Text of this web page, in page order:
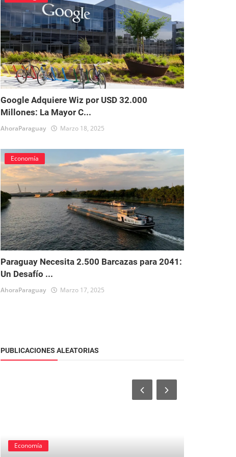
Google Adquiere Wiz por USD 32.000
Millones: La Mayor C...
AhoraParaguay Marzo 18, 2025
Economía
Paraguay Necesita 2.500 Barcazas para 2041:
Un Desafío ...
AhoraParaguay Marzo 17, 2025
PUBLICACIONES ALEATORIAS
Economía